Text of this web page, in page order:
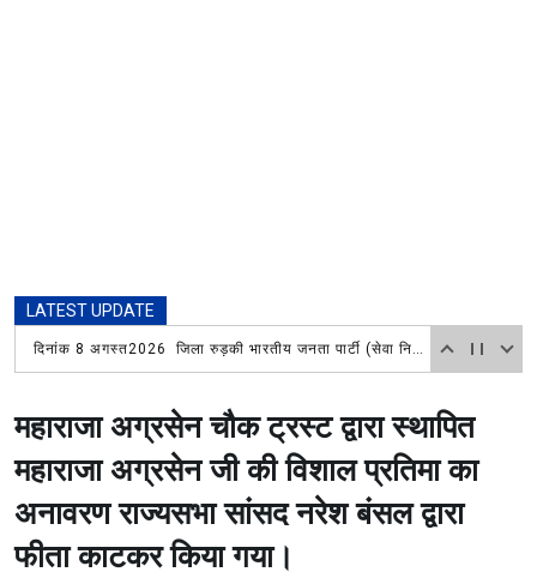
LATEST UPDATE
दिनांक 8 अगस्त2026 जिला रुड़की भारतीय जनता पार्टी (सेवा निवृत कर्मचारी प्रकोष्ठ) की एक महत्वपूर्ण बैठक गणेशपुर स्थित जिला सह संयोजक चौधरी बालेश सिंह के आवास पर हुई। जिसकी अध्यक्षता जिला संयोजक डॉक्टर इकबाल सिंह ने की।
महाराजा अग्रसेन चौक ट्रस्ट द्वारा स्थापित
महाराजा अग्रसेन जी की विशाल प्रतिमा का
अनावरण राज्यसभा सांसद नरेश बंसल द्वारा
फीता काटकर किया गया।